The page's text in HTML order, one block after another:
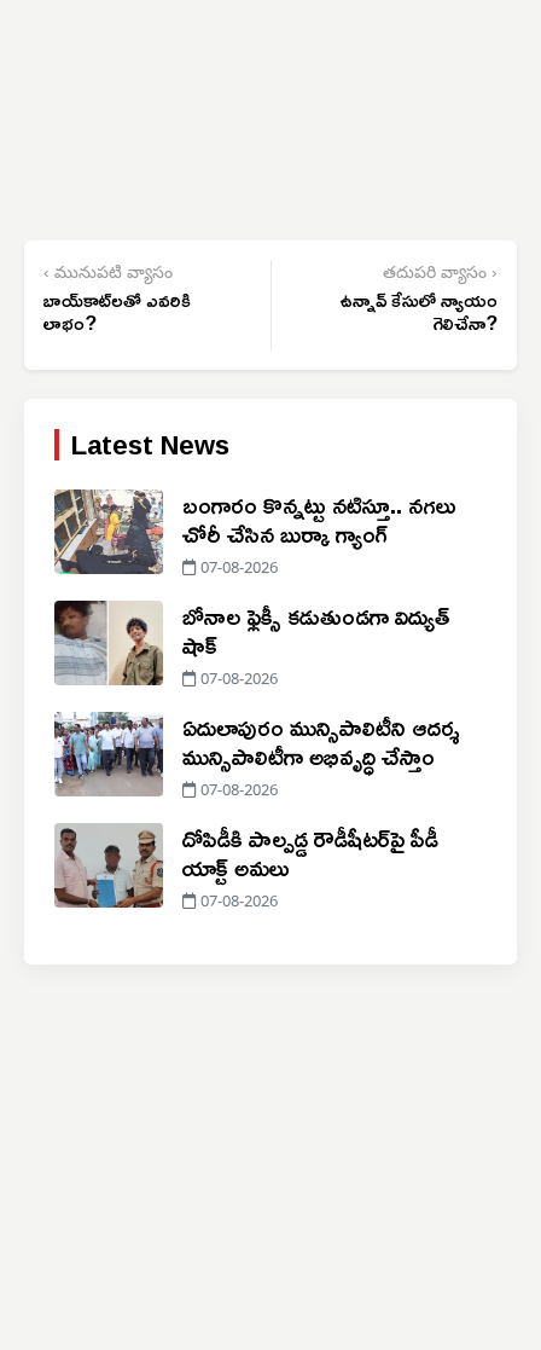
‹ మునుపటి వ్యాసం
బాయ్‌కాట్‌లతో ఎవరికి
లాభం?
తదుపరి వ్యాసం ›
ఉన్నావ్ కేసులో న్యాయం
గెలిచేనా?
Latest News
బంగారం కొన్నట్టు నటిస్తూ.. నగలు
చోరీ చేసిన బుర్కా గ్యాంగ్
07-08-2026
బోనాల ఫ్లెక్సీ కడుతుండగా విద్యుత్
షాక్
07-08-2026
ఏదులాపురం మున్సిపాలిటీని ఆదర్శ
మున్సిపాలిటీగా అభివృద్ధి చేస్తాం
07-08-2026
దోపిడీకి పాల్పడ్డ రౌడీషీటర్‌పై పీడీ
యాక్ట్ అమలు
07-08-2026